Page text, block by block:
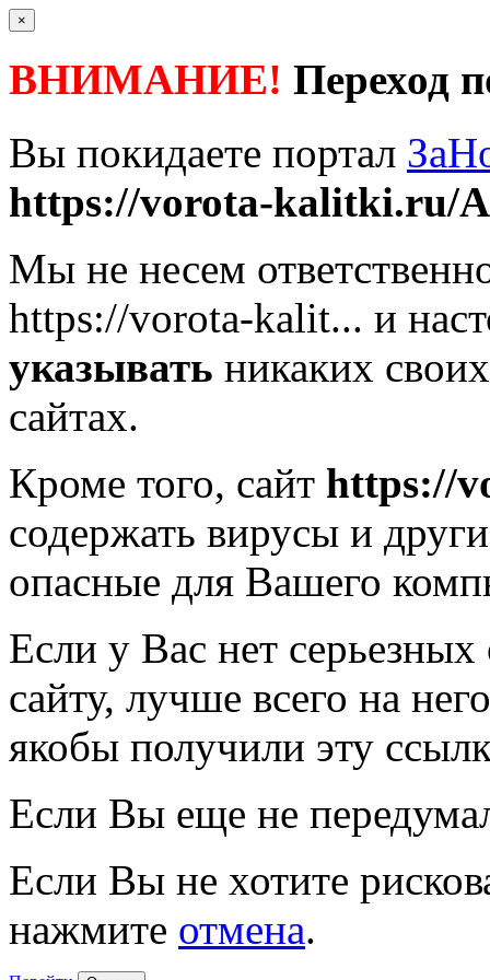
×
ВНИМАНИЕ! Переход
Вы покидаете портал
https://vorota-kalitki.ru/
Мы не несем
https://vorota-kalit... и
указывать никаких
сайтах.
Кроме того, сайт https://
содержать вирусы и
опасные для Вашего
Если у Вас нет
сайту, лучше всего на
якобы получили эту
Если Вы еще не
Если Вы не хотите
нажмите отмена.